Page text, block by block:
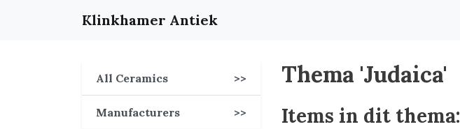
Klinkhamer Antiek
All Ceramics >>
Manufacturers >>
Thema 'Judaica'
Items in dit thema: